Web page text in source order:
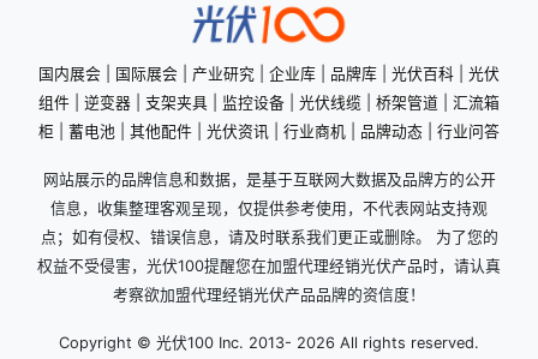
国内展会 国际展会 产业研究 企业库 品牌库 光伏百科
光伏
组件
逆变器 支架夹具 监控设备 光伏线缆 桥架管道
汇流箱
柜
蓄电池 其他配件 光伏资讯 行业商机 品牌动态 行业问答
网站展示的品牌信息和数据，是基于互联网大数据及品牌方的公开
信息，收集整理客观呈现，仅提供参考使用，不代表网站支持观
点；如有侵权、错误信息，请及时联系我们更正或删除。 为了您的
权益不受侵害，光伏100提醒您在加盟代理经销光伏产品时，请认真
考察欲加盟代理经销光伏产品品牌的资信度！
Copyright © 光伏100 Inc. 2013- 2026 All rights reserved.